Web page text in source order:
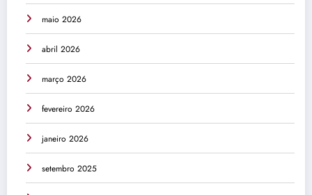
maio 2026
abril 2026
março 2026
fevereiro 2026
janeiro 2026
setembro 2025